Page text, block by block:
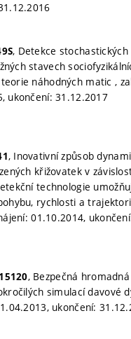
, Detekce
stavech
náhodných matic ,
ukončení: 31.12.2017
, Inovativní způsob
křižovatek v
technologie
rychlosti a
01.10.2014,
, Bezpečná
simulací davové
ukončení: